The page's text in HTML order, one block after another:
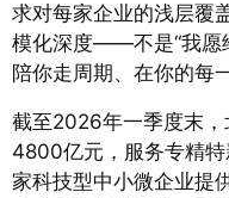
求对每家企业的浅层覆
模化深度——不是“我愿
陪你走周期、在你的每
截至2026年一季度末
4800亿元，服务专精
家科技型中小微企业提